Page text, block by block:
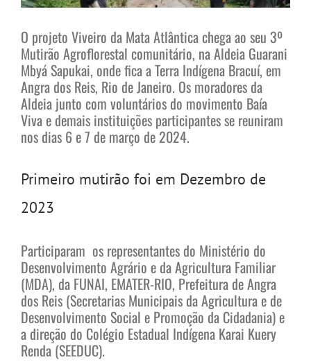
O projeto Viveiro da Mata Atlântica chega ao seu 3º
Mutirão Agroflorestal comunitário, na Aldeia Guarani
Mbyá Sapukai, onde fica a Terra Indígena Bracuí, em
Angra dos Reis, Rio de Janeiro. Os moradores da
Aldeia junto com voluntários do movimento Baía
Viva e demais instituições participantes se reuniram
nos dias 6 e 7 de março de 2024.
Primeiro mutirão foi em Dezembro de
2023
Participaram os representantes do Ministério do
Desenvolvimento Agrário e da Agricultura Familiar
(MDA), da FUNAI, EMATER-RIO, Prefeitura de Angra
dos Reis (Secretarias Municipais da Agricultura e de
Desenvolvimento Social e Promoção da Cidadania) e
a direção do Colégio Estadual Indígena Karai Kuery
Renda (SEEDUC).